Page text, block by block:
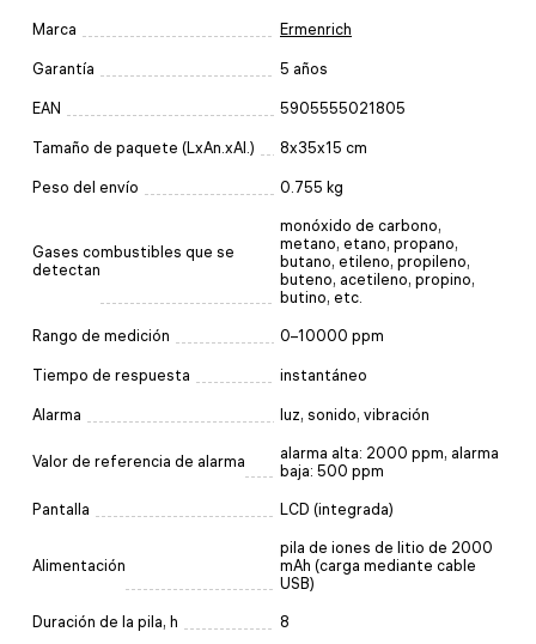
Marca Ermenrich
Garantía 5 años
EAN 5905555021805
Tamaño de paquete (LxAn.xAl.) 8x35x15 cm
Peso del envío 0.755 kg
Gases combustibles que se
detectan
monóxido de carbono,
metano, etano, propano,
butano, etileno, propileno,
buteno, acetileno, propino,
butino, etc.
Rango de medición 0–10000 ppm
Tiempo de respuesta instantáneo
Alarma luz, sonido, vibración
Valor de referencia de alarma
alarma alta: 2000 ppm, alarma
baja: 500 ppm
Pantalla LCD (integrada)
Alimentación
pila de iones de litio de 2000
mAh (carga mediante cable
USB)
Duración de la pila, h 8